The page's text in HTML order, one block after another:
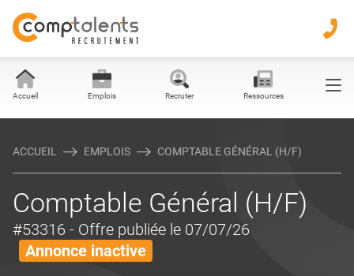
Accueil Emplois Recruter Ressources
ACCUEIL EMPLOIS COMPTABLE GÉNÉRAL (H/F)
Comptable Général (H/F)
#53316 - Offre publiée le 07/07/26
Annonce inactive